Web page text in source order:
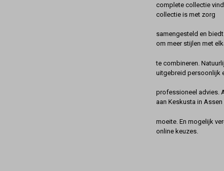
complete collectie
collectie is met zorg
samengesteld en
om meer stijlen met
te combineren.
uitgebreid persoonlijk
professioneel advies.
aan Keskusta in Assen
moeite. En mogelijk
online keuzes.